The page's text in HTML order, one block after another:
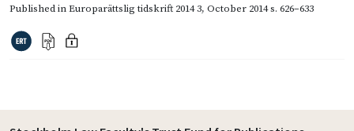
Published inEuroparättslig tidskrift 2014 3, October 2014s. 626–633